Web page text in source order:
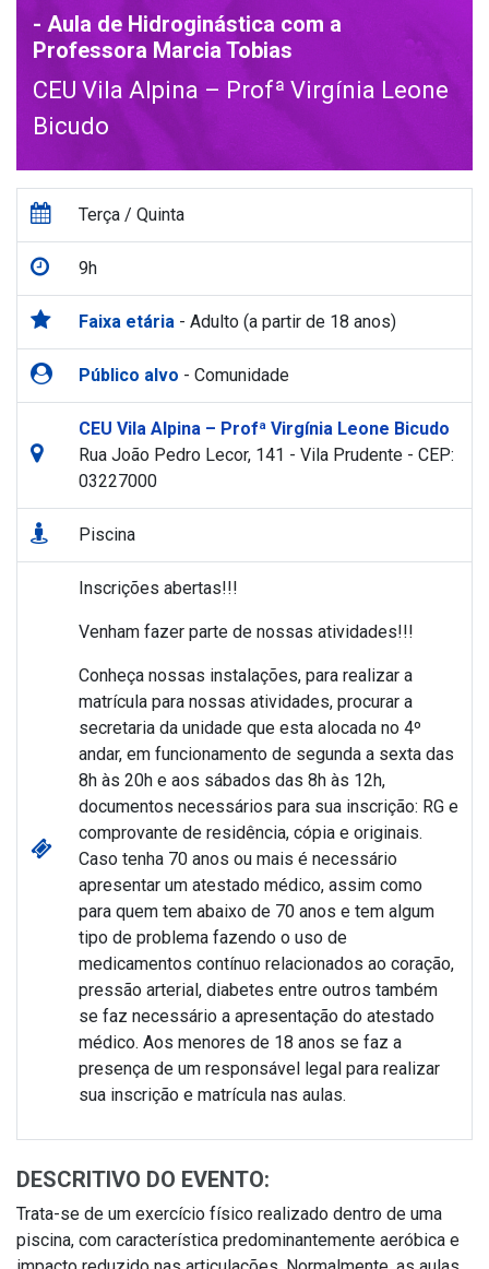
- Aula de Hidroginástica com a
Professora Marcia Tobias
CEU Vila Alpina – Profª Virgínia Leone
Bicudo
Terça / Quinta
9h
Faixa etária - Adulto (a partir de 18 anos)
Público alvo - Comunidade
CEU Vila Alpina – Profª Virgínia Leone Bicudo
Rua João Pedro Lecor, 141 - Vila Prudente - CEP:
03227000
Piscina
Inscrições abertas!!!
Venham fazer parte de nossas atividades!!!
Conheça nossas instalações, para realizar a
matrícula para nossas atividades, procurar a
secretaria da unidade que esta alocada no 4º
andar, em funcionamento de segunda a sexta das
8h às 20h e aos sábados das 8h às 12h,
documentos necessários para sua inscrição: RG e
comprovante de residência, cópia e originais.
Caso tenha 70 anos ou mais é necessário
apresentar um atestado médico, assim como
para quem tem abaixo de 70 anos e tem algum
tipo de problema fazendo o uso de
medicamentos contínuo relacionados ao coração,
pressão arterial, diabetes entre outros também
se faz necessário a apresentação do atestado
médico. Aos menores de 18 anos se faz a
presença de um responsável legal para realizar
sua inscrição e matrícula nas aulas.
DESCRITIVO DO EVENTO:
Trata-se de um exercício físico realizado dentro de uma
piscina, com característica predominantemente aeróbica e